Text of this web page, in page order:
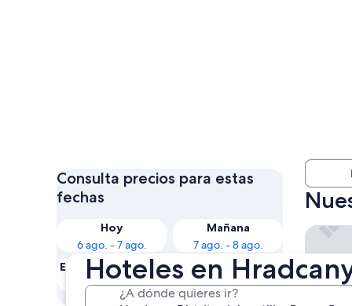
Hoteles en
¿A dónde quieres ir?
Consulta precios para estas
fechas
Hoy
6 ago. - 7 ago.
Mañana
7 ago. - 8 ago.
Este fin de semana
7 ago. - 9 ago.
Próximo fin de
semana
14 ago. - 16 ago.
Hotel